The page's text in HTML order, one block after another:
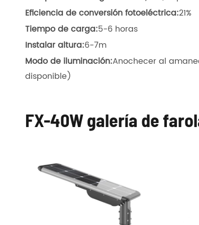
Eficiencia de conversión fotoeléctrica:21%
Tiempo de carga:5-6 horas
Instalar altura:6-7m
Modo de iluminación:Anochecer al
disponible)
FX-40W galería de